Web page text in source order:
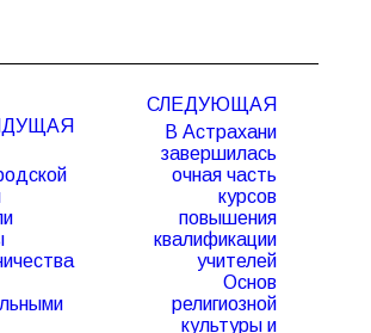
СЛЕДУЮЩАЯ
Следующая
запись:
В Астрахани
завершилась
очная часть
курсов
повышения
квалификации
учителей
Основ
религиозной
культуры и